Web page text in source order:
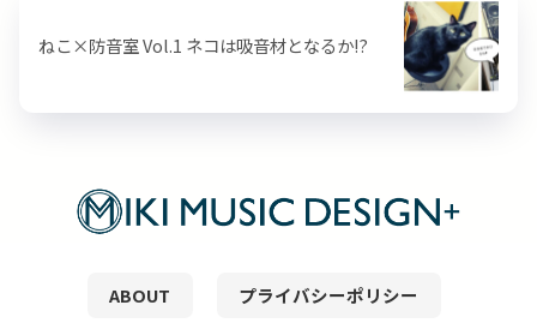
ねこ×防音室 Vol.1 ネコは吸音材となるか!?
ABOUT プライバシーポリシー